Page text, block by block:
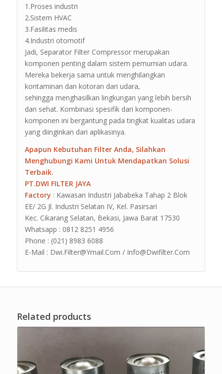
1.Proses industri
2.Sistem HVAC
3.Fasilitas medis
4.Industri otomotif
Jadi, Separator Filter Compressor merupakan
komponen penting dalam sistem pemurnian udara.
Mereka bekerja sama untuk menghilangkan
kontaminan dan kotoran dari udara,
sehingga menghasilkan lingkungan yang lebih bersih
dan sehat. Kombinasi spesifik dari komponen-
komponen ini bergantung pada tingkat kualitas udara
yang diinginkan dari aplikasinya.
Apapun Kebutuhan Filter Anda, Silahkan
Menghubungi Kami Untuk Mendapatkan Solusi
Terbaik.
PT.DWI FILTER JAYA
Factory : Kawasan Industri Jababeka Tahap 2 Blok
EE/ 2G Jl. Industri Selatan IV, Kel. Pasirsari
Kec. Cikarang Selatan, Bekasi, Jawa Barat 17530
Whatsapp : 0812 8251 4956
Phone : (021) 8983 6088
E-Mail : Dwi.Filter@Ymail.Com / Info@Dwifilter.Com
Related products